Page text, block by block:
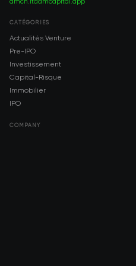
CATÉGORIES
Actualités Venture
Pre-IPO
Investissement
Capital-Risque
Immobilier
IPO
COMPANY